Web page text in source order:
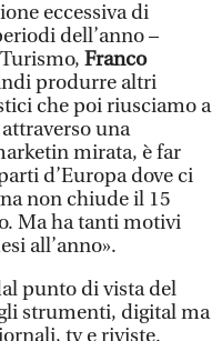
eccessiva di
dell’anno –
Franco
produrre altri
che poi riusciamo a
una
mirata, è far
d’Europa dove ci
non chiude il 15
Ma ha tanti motivi
all’anno».
punto di vista del
strumenti, digital ma
tv e riviste.